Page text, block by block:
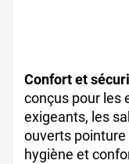
Confort et
conçus pour les
exigeants, les
ouverts
hygiène et